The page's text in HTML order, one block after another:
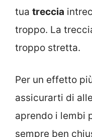
tua treccia
troppo. La
troppo stretta.
Per un effetto
assicurarti di
aprendo i lembi
sempre ben